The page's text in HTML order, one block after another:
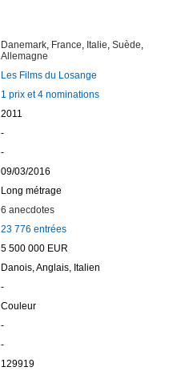
Danemark, France, Italie, Suède,
Allemagne
Les Films du Losange
1 prix et 4 nominations
2011
-
-
09/03/2016
Long métrage
6 anecdotes
23 776 entrées
5 500 000 EUR
Danois, Anglais, Italien
-
Couleur
-
-
129919